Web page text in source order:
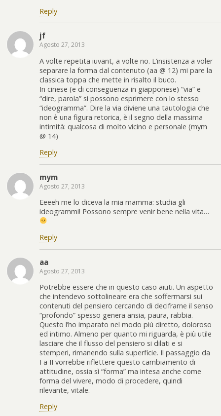
Reply
jf
Agosto 27, 2013
A volte repetita iuvant, a volte no. L’insistenza a voler
separare la forma dal contenuto (aa @ 12) mi pare la
classica toppa che mette in risalto il buco.
In cinese (e di conseguenza in giapponese) “via” e
“dire, parola” si possono esprimere con lo stesso
“ideogramma”. Dire la via diviene una tautologia che
non è una figura retorica, è il segno della massima
intimità: qualcosa di molto vicino e personale (mym
@ 14)
Reply
mym
Agosto 27, 2013
Eeeeh me lo diceva la mia mamma: studia gli
ideogrammi! Possono sempre venir bene nella vita…
Reply
aa
Agosto 27, 2013
Potrebbe essere che in questo caso aiuti. Un aspetto
che intendevo sottolineare era che soffermarsi sui
contenuti del pensiero cercando di decifrarne il senso
“profondo” spesso genera ansia, paura, rabbia.
Questo l’ho imparato nel modo più diretto, doloroso
ed intimo. Almeno per quanto mi riguarda, è più utile
lasciare che il flusso del pensiero si dilati e si
stemperi, rimanendo sulla superficie. Il passaggio da
I a II vorrebbe riflettere questo cambiamento di
attitudine, ossia sì “forma” ma intesa anche come
forma del vivere, modo di procedere, quindi
rilevante, vitale.
Reply